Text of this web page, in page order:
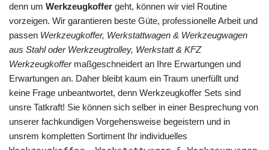
denn um Werkzeugkoffer geht, können wir viel Routine
vorzeigen. Wir garantieren beste Güte, professionelle Arbeit und
passen Werkzeugkoffer, Werkstattwagen & Werkzeugwagen
aus Stahl oder Werkzeugtrolley, Werkstatt & KFZ
Werkzeugkoffermaßgeschneidert an Ihre Erwartungen und
Erwartungen an. Daher bleibt kaum ein Traum unerfüllt und
keine Frage unbeantwortet, denn Werkzeugkoffer Sets sind
unsre Tatkraft! Sie können sich selber in einer Besprechung von
unserer fachkundigen Vorgehensweise begeistern und in
unsrem kompletten Sortiment Ihr individuelles